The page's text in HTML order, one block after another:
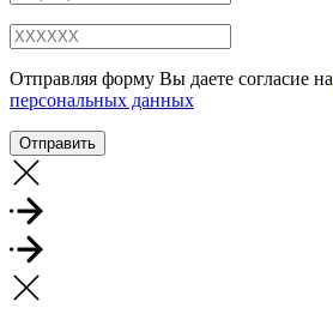
Отправляя форму Вы даете согласие на
персональных данных
Отправить